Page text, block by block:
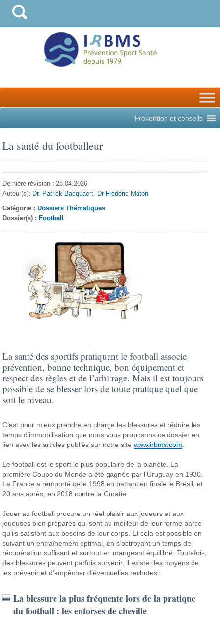
Prévention et conseils
La santé du footballeur
Dernière révision : 28.04.2026
Auteur(s): Dr. Patrick Bacquaert, Dr Frédéric Maton
Catégorie : Dossiers Thématiques
Dossier(s) : Football
La santé des sportifs pratiquant le football associe
prévention, bonne technique, bon équipement et
respect des règles et de l’arbitrage. Mais il est toujours
possible de se blesser lors de toute pratique quel que
soit le niveau.
C’est pour mieux prendre en charge les blessures et réduire les
temps d’immobilisation que nous vous proposons ce dossier en
lien avec les articles publiés sur notre sitewww.irbms.com
Le football est le sport le plus populaire de la planète. La
première Coupe du Monde a été gagnée par l’Uruguay en 1930.
La France a remporté celle 1998 en battant en finale le Brésil, et
20 ans après, en 2018 contre la Croatie.
Jouer au football procure un réel plaisir aux joueurs et aux
joueuses bien préparés qui sont au meilleur de leur forme parce
qu’ils satisfont aux besoins de leur corps. Et cela est possible en
suivant un entraînement optimal, en s’octroyant un temps de
récupération suffisant et surtout en mangeant équilibré. Toutefois,
des blessures peuvent parfois survenir, il existe des moyens de
les prévenir et d’empêcher d’éventuelles rechutes.
La blessure la plus fréquente lors de la pratique
du football : les entorses de cheville